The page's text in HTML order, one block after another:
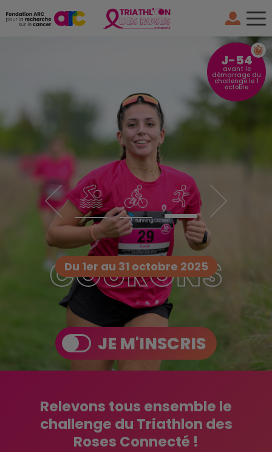
Du 1er au 31 octobre 2025
JE M'INSCRIS
J-54
avant le
démarrage du
challenge le 1
octobre
Relevons tous ensemble le
challenge du Triathlon des
Roses Connecté !